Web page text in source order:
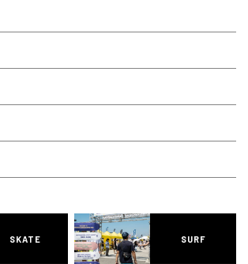
SKATE SURF